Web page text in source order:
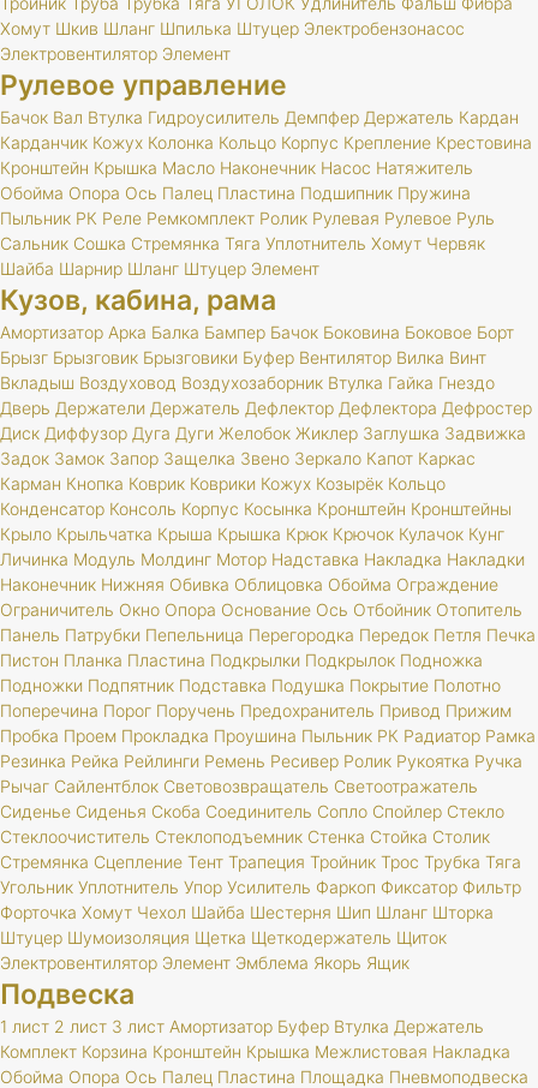
Хомут Шкив Шланг Шпилька Штуцер Электробензонасос
Электровентилятор Элемент
Рулевое управление
Бачок Вал Втулка Гидроусилитель Демпфер Держатель Кардан
Карданчик Кожух Колонка Кольцо Корпус Крепление Крестовина
Кронштейн Крышка Масло Наконечник Насос Натяжитель
Обойма Опора Ось Палец Пластина Подшипник Пружина
Пыльник РК Реле Ремкомплект Ролик Рулевая Рулевое Руль
Сальник Сошка Стремянка Тяга Уплотнитель Хомут Червяк
Шайба Шарнир Шланг Штуцер Элемент
Кузов, кабина, рама
Амортизатор Арка Балка Бампер Бачок Боковина Боковое Борт
Брызг Брызговик Брызговики Буфер Вентилятор Вилка Винт
Вкладыш Воздуховод Воздухозаборник Втулка Гайка Гнездо
Дверь Держатели Держатель Дефлектор Дефлектора Дефростер
Диск Диффузор Дуга Дуги Желобок Жиклер Заглушка Задвижка
Задок Замок Запор Защелка Звено Зеркало Капот Каркас
Карман Кнопка Коврик Коврики Кожух Козырёк Кольцо
Конденсатор Консоль Корпус Косынка Кронштейн Кронштейны
Крыло Крыльчатка Крыша Крышка Крюк Крючок Кулачок Кунг
Личинка Модуль Молдинг Мотор Надставка Накладка Накладки
Наконечник Нижняя Обивка Облицовка Обойма Ограждение
Ограничитель Окно Опора Основание Ось Отбойник Отопитель
Панель Патрубки Пепельница Перегородка Передок Петля Печка
Пистон Планка Пластина Подкрылки Подкрылок Подножка
Подножки Подпятник Подставка Подушка Покрытие Полотно
Поперечина Порог Поручень Предохранитель Привод Прижим
Пробка Проем Прокладка Проушина Пыльник РК Радиатор Рамка
Резинка Рейка Рейлинги Ремень Ресивер Ролик Рукоятка Ручка
Рычаг Сайлентблок Световозвращатель Светоотражатель
Сиденье Сиденья Скоба Соединитель Сопло Спойлер Стекло
Стеклоочиститель Стеклоподъемник Стенка Стойка Столик
Стремянка Сцепление Тент Трапеция Тройник Трос Трубка Тяга
Угольник Уплотнитель Упор Усилитель Фаркоп Фиксатор Фильтр
Форточка Хомут Чехол Шайба Шестерня Шип Шланг Шторка
Штуцер Шумоизоляция Щетка Щеткодержатель Щиток
Электровентилятор Элемент Эмблема Якорь Ящик
Подвеска
1 лист 2 лист 3 лист Амортизатор Буфер Втулка Держатель
Комплект Корзина Кронштейн Крышка Межлистовая Накладка
Обойма Опора Ось Палец Пластина Площадка Пневмоподвеска